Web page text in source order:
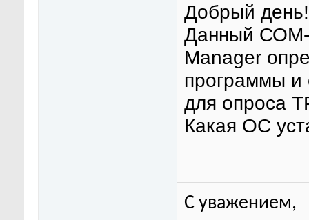
Добрый день!
Данный СОМ-
Manager
программы и
для опроса
Какая ОС
С уважением,